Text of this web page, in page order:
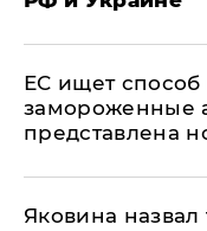
ЕС ищет способ
замороженные
представлена
Яковина назвал